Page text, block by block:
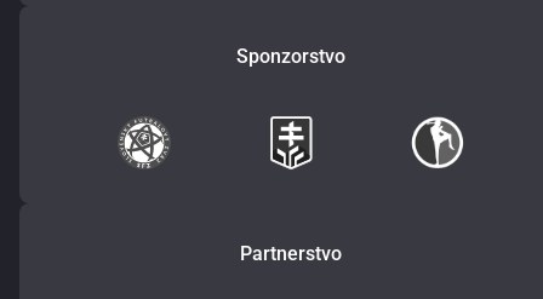
Sponzorstvo
Partnerstvo